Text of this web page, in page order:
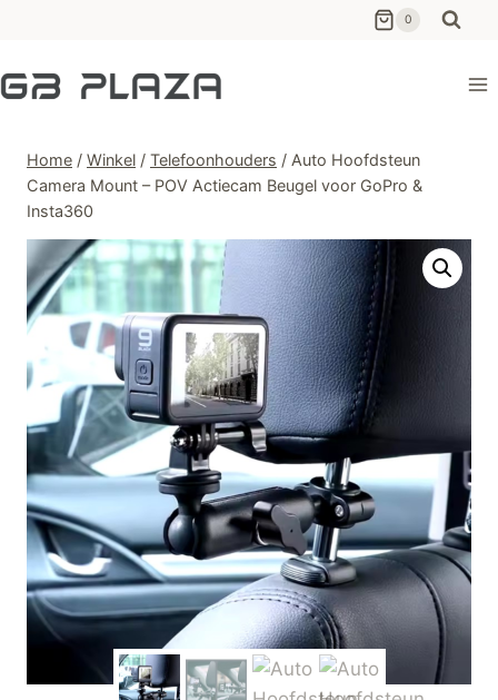
de
inhoud
0
Home / Winkel / Telefoonhouders / Auto Hoofdsteun
Camera Mount – POV Actiecam Beugel voor GoPro &
Insta360